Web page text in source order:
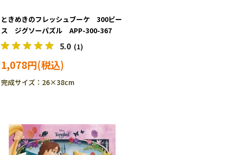
ときめきのフレッシュブーケ 300ピー
ス ジグソーパズル APP-300-367
5.0 (1)
1,078円
完成サイズ：26×38cm